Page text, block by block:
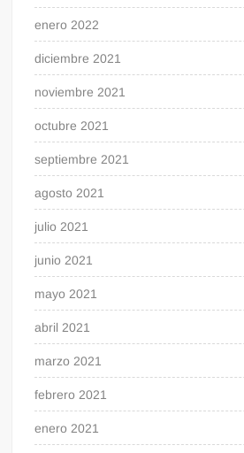
enero 2022
diciembre 2021
noviembre 2021
octubre 2021
septiembre 2021
agosto 2021
julio 2021
junio 2021
mayo 2021
abril 2021
marzo 2021
febrero 2021
enero 2021